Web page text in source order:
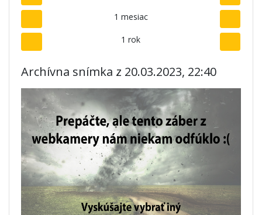
1 mesiac
1 rok
Archívna snímka z 20.03.2023, 22:40